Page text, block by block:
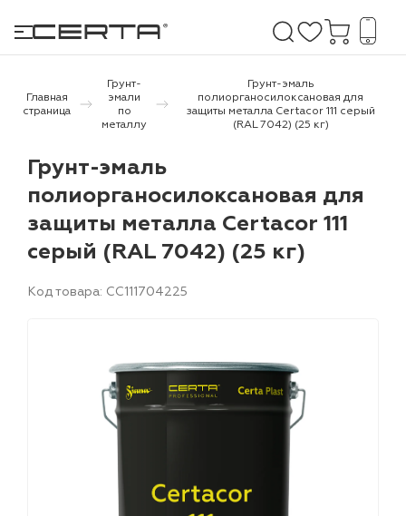
покрытия
и дачи
бетону,
Главная
страница
Грунт-
эмали
по
металлу
Грунт-эмаль
полиорганосилоксановая для
защиты металла Certacor 111 серый
(RAL 7042) (25 кг)
Грунт-эмаль
полиорганосилоксановая для
защиты металла Certacor 111
серый (RAL 7042) (25 кг)
Код товара: CC111704225